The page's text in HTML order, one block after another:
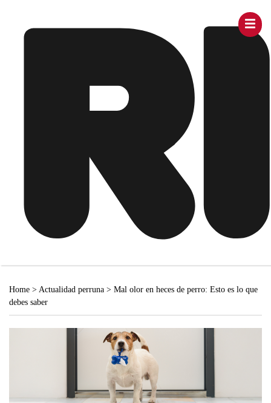
Home > Actualidad perruna > Mal olor en heces de perro: Esto es lo que
debes saber